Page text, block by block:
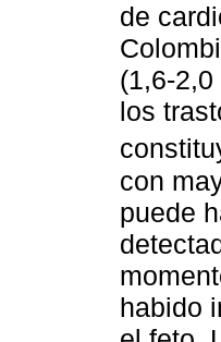
de
(1,6-
los
con
puede
habido